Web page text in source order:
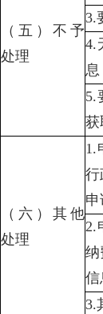
（五）不予
处理
3.
4.
息
5.
获
（六）其他
处理
1.
行
申
2.
纳
信
3.